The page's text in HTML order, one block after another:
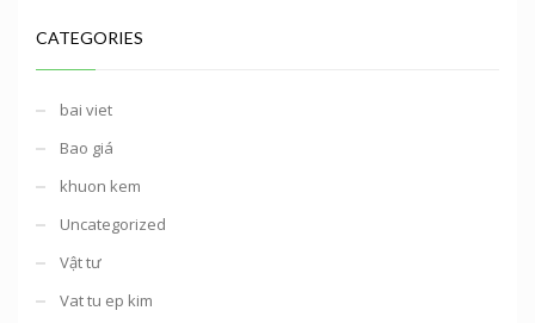
CATEGORIES
bai viet
Bao giá
khuon kem
Uncategorized
Vật tư
Vat tu ep kim